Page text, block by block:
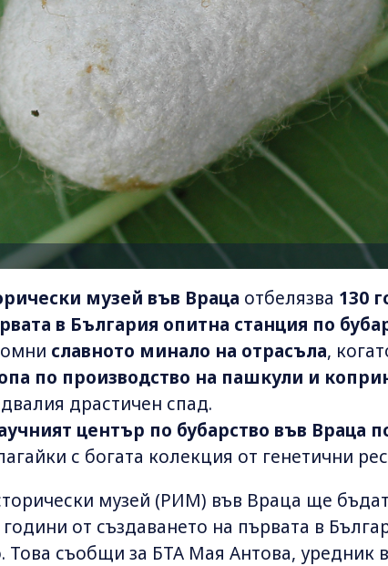
музей във Враца отбелязва 130
в България опитна станция по
славното минало на отрасъла,
по производство на пашкули и
драстичен спад.
център по бубарство във Враца
с богата колекция от генетични
музей (РИМ) във Враца ще бъдат
от създаването на първата в
Това съобщи за БТА Мая Антова, уредник